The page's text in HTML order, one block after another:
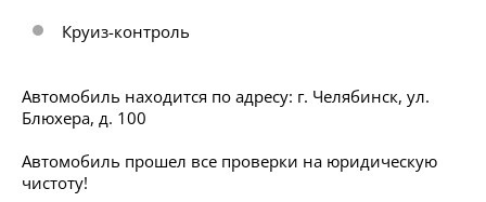
Круиз-контроль
Автомобиль находится по адресу: г. Челябинск, ул.
Блюхера, д. 100
Автомобиль прошел все проверки на юридическую
чистоту!